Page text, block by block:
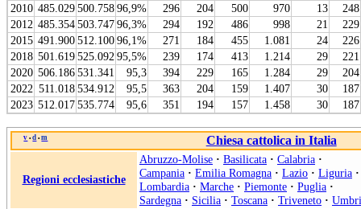
2010 485.029500.75896,9% 296 204 500 970 13
248
2012 485.354503.74796,3% 294 192 486 998 21
229
2015 491.900512.10096,1% 271 184 455 1.081 24
226
2018 501.619525.092 95,5% 239 174 413 1.214 29
221
2020 506.186531.341 95,3 394 229 165 1.284 29
204
2022 511.018534.912 95,5 363 204 159 1.407 30
187
2023 512.017535.774 95,6 351 194 157 1.458 30 187
v • d • m Chiesa cattolica in Italia
Regioni ecclesiastiche
Abruzzo-Molise · Basilicata · Calabria ·
Campania · Emilia Romagna · Lazio · Liguria ·
Lombardia · Marche · Piemonte · Puglia ·
Sardegna · Sicilia · Toscana · Triveneto ·